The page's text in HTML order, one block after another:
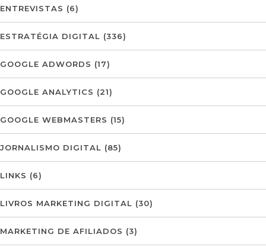
ENTREVISTAS (6)
ESTRATÉGIA DIGITAL (336)
GOOGLE ADWORDS (17)
GOOGLE ANALYTICS (21)
GOOGLE WEBMASTERS (15)
JORNALISMO DIGITAL (85)
LINKS (6)
LIVROS MARKETING DIGITAL (30)
MARKETING DE AFILIADOS (3)